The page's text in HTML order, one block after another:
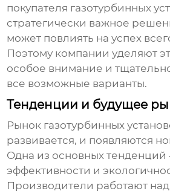
покупателя газотурбинных
стратегически важное
может повлиять на успех
Поэтому компании уделяют
особое внимание и
все возможные варианты.
Тенденции и будущее
Рынок газотурбинных
развивается, и появляются
Одна из основных
эффективности и
Производители работают